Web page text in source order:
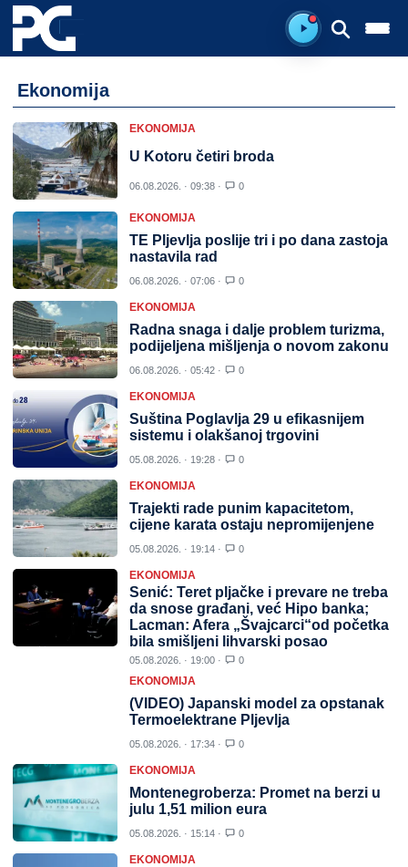
Spreman za
Ekonomija
EKONOMIJA
06.08.2026. · 09:38 · 0
U Kotoru četiri broda
EKONOMIJA
06.08.2026. · 07:06 · 0
TE Pljevlja poslije tri i po dana zastoja
nastavila rad
EKONOMIJA
06.08.2026. · 05:42 · 0
Radna snaga i dalje problem turizma,
podijeljena mišljenja o novom zakonu
EKONOMIJA
05.08.2026. · 19:28 · 0
Suština Poglavlja 29 u efikasnijem
sistemu i olakšanoj trgovini
EKONOMIJA
05.08.2026. · 19:14 · 0
Trajekti rade punim kapacitetom,
cijene karata ostaju nepromijenjene
EKONOMIJA
05.08.2026. · 19:00 · 0
Senić: Teret pljačke i prevare ne treba
da snose građani, već Hipo banka;
Lacman: Afera „Švajcarci“od početka
bila smišljeni lihvarski posao
EKONOMIJA
05.08.2026. · 17:34 · 0
(VIDEO) Japanski model za opstanak
Termoelektrane Pljevlja
EKONOMIJA
05.08.2026. · 15:14 · 0
Montenegroberza: Promet na berzi u
julu 1,51 milion eura
EKONOMIJA